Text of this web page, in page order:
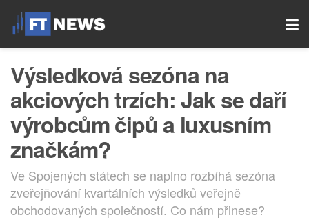
Výsledková sezóna na
akciových trzích: Jak se daří
výrobcům čipů a luxusním
značkám?
Ve Spojených státech se naplno rozbíhá sezóna
zveřejňování kvartálních výsledků veřejně
obchodovaných společností. Co nám přinese?